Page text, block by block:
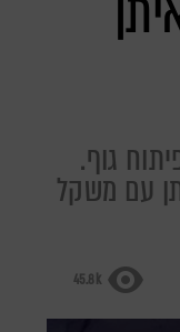
גוף.
עם משקל
45.8k